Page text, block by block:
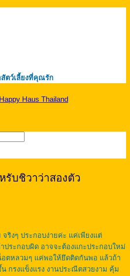
ตว์เลี้ยงที่คุณรัก
บชิวาว่าสองตัว
ริงๆ ประกอบง่ายค่ะ แค่เพียงแต่
ประกอบผิด อาจจะต้องแกะประกอบใหม่
ตหลวมๆ แค่พอให้ยึดติดกันพอ แล้วถ้า
กรงแข็งแรง งานประณีตสวยงาม คุ้ม